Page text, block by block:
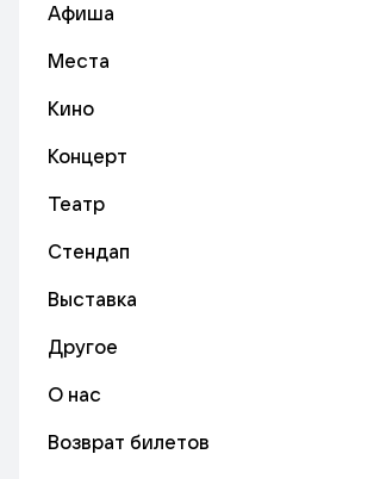
Афиша
Места
Кино
Концерт
Театр
Стендап
Выставка
Другое
О нас
Возврат билетов